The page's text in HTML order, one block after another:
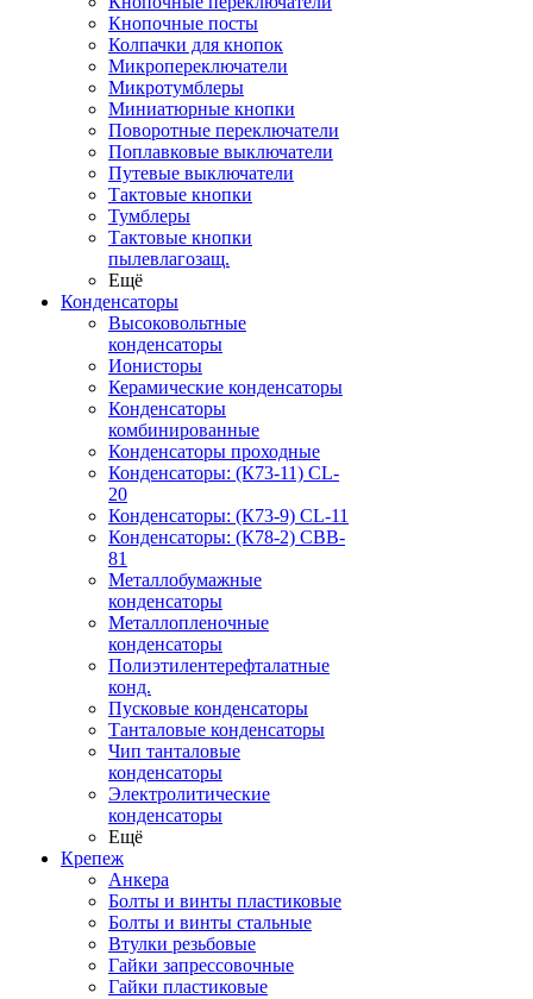
Кнопочные посты
Колпачки для кнопок
Микропереключатели
Микротумблеры
Миниатюрные кнопки
Поворотные переключатели
Поплавковые выключатели
Путевые выключатели
Тактовые кнопки
Тумблеры
Тактовые кнопки
пылевлагозащ.
Ещё
Конденсаторы
Высоковольтные
конденсаторы
Ионисторы
Керамические конденсаторы
Конденсаторы
комбинированные
Конденсаторы проходные
Конденсаторы: (К73-11) CL-
20
Конденсаторы: (К73-9) CL-11
Конденсаторы: (К78-2) CBB-
81
Металлобумажные
конденсаторы
Металлопленочные
конденсаторы
Полиэтилентерефталатные
конд.
Пусковые конденсаторы
Танталовые конденсаторы
Чип танталовые
конденсаторы
Электролитические
конденсаторы
Ещё
Крепеж
Анкера
Болты и винты пластиковые
Болты и винты стальные
Втулки резьбовые
Гайки запрессовочные
Гайки пластиковые